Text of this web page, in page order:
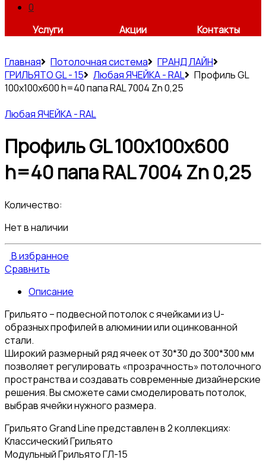
0
Услуги
Акции Контакты
Главная Потолочная система
ГРАНД ЛАЙН
ГРИЛЬЯТО GL - 15
Любая ЯЧЕЙКА - RAL
Профиль GL
100х100х600 h=40 папа RAL 7004 Zn 0,25
Любая ЯЧЕЙКА - RAL
Профиль GL 100х100х600
h=40 папа RAL 7004 Zn 0,25
Количество:
Нет в наличии
В избранное
Сравнить
Описание
Грильято – подвесной потолок с ячейками из U-
образных профилей в алюминии или оцинкованной
стали.
Широкий размерный ряд ячеек от 30*30 до 300*300 мм
позволяет регулировать «прозрачность» потолочного
пространства и создавать современные дизайнерские
решения. Вы сможете сами смоделировать потолок,
выбрав ячейки нужного размера.
Грильято Grand Line представлен в 2 коллекциях:
Классический Грильято
Модульный Грильято ГЛ-15